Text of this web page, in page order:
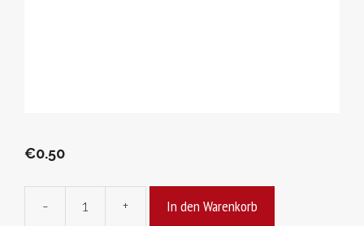
€0.50
-
Wasabi
+ In den Warenkorb